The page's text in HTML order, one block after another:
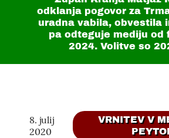
odklanja pogovor za
uradna vabila, obvestila
pa odteguje mediju od
2024. Volitve so
8. julij
2020
VRNITEV V